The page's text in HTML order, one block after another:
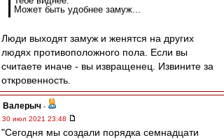
Может быть удобнее замуж...
Люди выходят замуж и женятся на других
людях противоположного пола. Если вы
считаете иначе - вы извращенец. Извините за
откровенность.
Валерыч -
30 июл 2021 23:48
"Сегодня мы создали порядка семнадцати